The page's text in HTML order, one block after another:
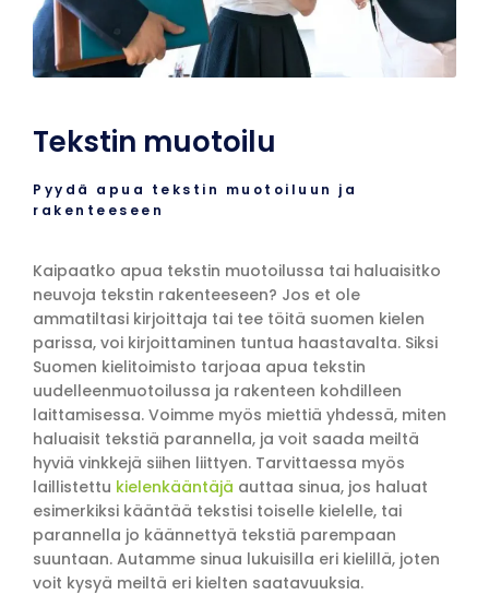
Tekstin muotoilu
Pyydä apua tekstin muotoiluun ja
rakenteeseen
Kaipaatko apua tekstin muotoilussa tai haluaisitko
neuvoja tekstin rakenteeseen? Jos et ole
ammatiltasi kirjoittaja tai tee töitä suomen kielen
parissa, voi kirjoittaminen tuntua haastavalta. Siksi
Suomen kielitoimisto tarjoaa apua tekstin
uudelleenmuotoilussa ja rakenteen kohdilleen
laittamisessa. Voimme myös miettiä yhdessä, miten
haluaisit tekstiä parannella, ja voit saada meiltä
hyviä vinkkejä siihen liittyen. Tarvittaessa myös
laillistettu kielenkääntäjä auttaa sinua, jos haluat
esimerkiksi kääntää tekstisi toiselle kielelle, tai
parannella jo käännettyä tekstiä parempaan
suuntaan. Autamme sinua lukuisilla eri kielillä, joten
voit kysyä meiltä eri kielten saatavuuksia.